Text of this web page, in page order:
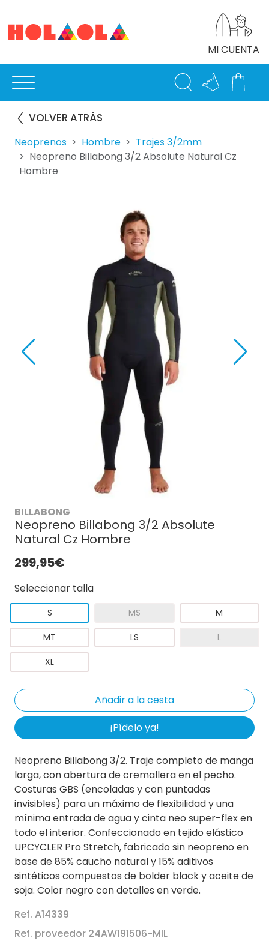
MI CUENTA
VOLVER ATRÁS
Neoprenos Hombre
Trajes 3/2mm
Neopreno Billabong 3/2 Absolute Natural Cz
Hombre
BILLABONG
Neopreno Billabong 3/2 Absolute
Natural Cz Hombre
299,95€
Seleccionar talla
S MS M
MT LS L
XL
¡Pídelo ya!
Neopreno Billabong 3/2. Traje completo de manga
larga, con abertura de cremallera en el pecho.
Costuras GBS (encoladas y con puntadas
invisibles) para un máximo de flexibilidad y una
mínima entrada de agua y cinta neo super-flex en
todo el interior. Confeccionado en tejido elástico
UPCYCLER Pro Stretch, fabricado sin neopreno en
base de 85% caucho natural y 15% aditivos
sintéticos compuestos de bolder black y aceite de
soja. Color negro con detalles en verde.
Ref. A14339
Ref. proveedor 24AW191506-MIL